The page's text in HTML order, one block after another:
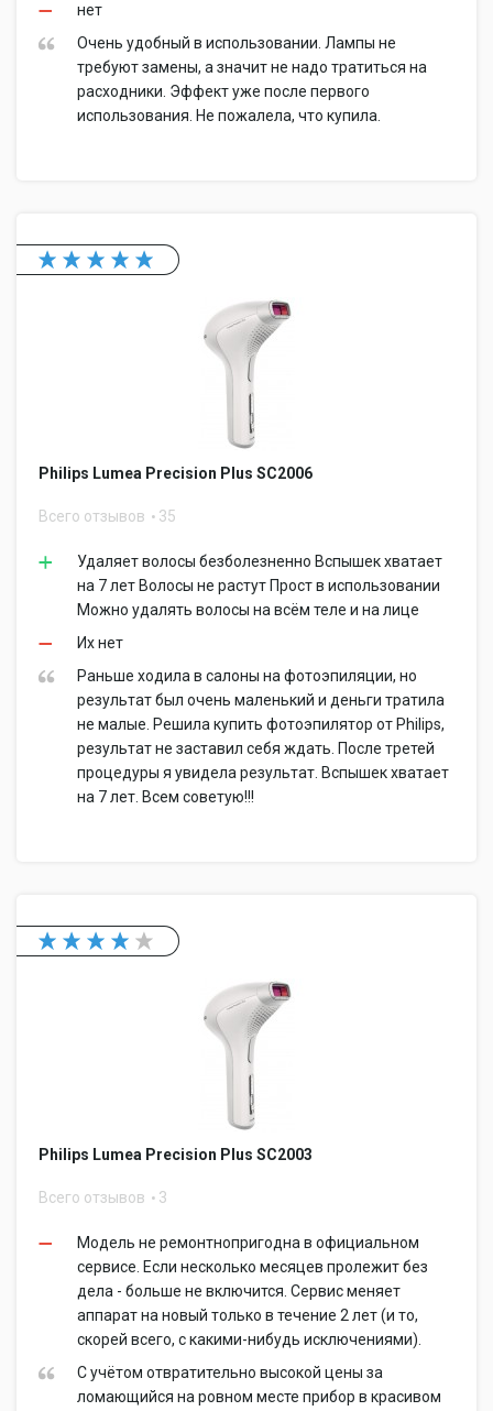
нет
Очень удобный в использовании. Лампы не
требуют замены, а значит не надо тратиться на
расходники. Эффект уже после первого
использования. Не пожалела, что купила.
Philips Lumea Precision Plus SC2006
Всего отзывов 35
Удаляет волосы безболезненно Вспышек хватает
на 7 лет Волосы не растут Прост в использовании
Можно удалять волосы на всём теле и на лице
Их нет
Раньше ходила в салоны на фотоэпиляции, но
результат был очень маленький и деньги тратила
не малые. Решила купить фотоэпилятор от Philips,
результат не заставил себя ждать. После третей
процедуры я увидела результат. Вспышек хватает
на 7 лет. Всем советую!!!
Philips Lumea Precision Plus SC2003
Всего отзывов 3
Модель не ремонтнопригодна в официальном
сервисе. Если несколько месяцев пролежит без
дела - больше не включится. Сервис меняет
аппарат на новый только в течение 2 лет (и то,
скорей всего, с какими-нибудь исключениями).
С учётом отвратительно высокой цены за
ломающийся на ровном месте прибор в красивом